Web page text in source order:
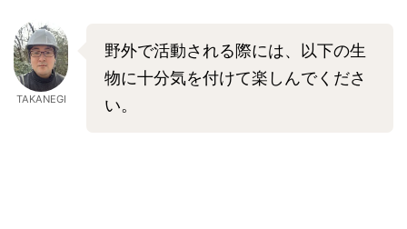
TAKANEGI
野外で活動される際には、以下の生
物に十分気を付けて楽しんでくださ
い。